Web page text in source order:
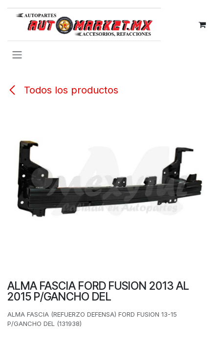
Todos los productos
ALMA FASCIA FORD FUSION 2013 AL
2015 P/GANCHO DEL
ALMA FASCIA (REFUERZO DEFENSA) FORD FUSION 13-15
P/GANCHO DEL (131938)